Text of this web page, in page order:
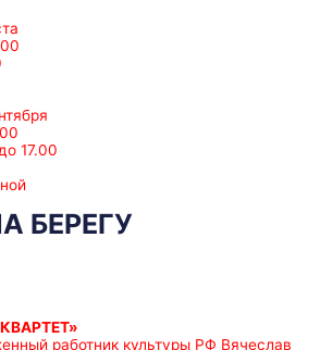
17.00
БЕРЕГУ
работник культуры РФ Вячеслав